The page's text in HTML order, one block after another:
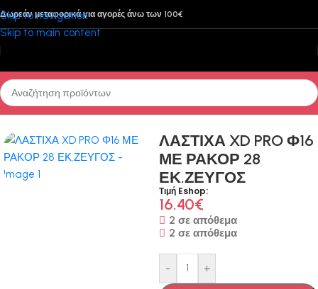
Skip to navigation
Skip to main content
Δωρεάν μεταφορικά για αγορές άνω των 100€
Αρχική σελίδα/Υποβρύχιο Ψάρεμα - Κατάδυση/Λάστιχα
ΛΑΣΤΙΧΑ XD PRO Φ16
ΜΕ ΡΑΚΟΡ 28
ΕΚ.ΖΕΥΓΟΣ
Τιμή Eshop:
16.40€
2 σε απόθεμα
2 σε απόθεμα
- +